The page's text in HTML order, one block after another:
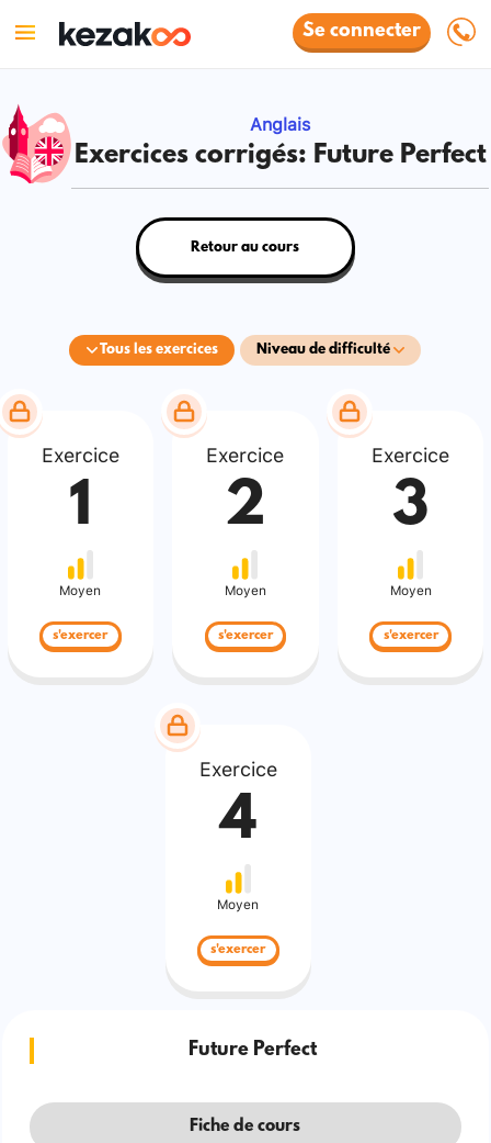
Se connecter
Anglais
Exercices corrigés: Future Perfect
Tous les exercices Niveau de difficulté
Retour au cours
Exercice
1
Moyen
s'exercer
Exercice
2
Moyen
s'exercer
Exercice
3
Moyen
s'exercer
Exercice
4
Moyen
s'exercer
Future Perfect
Fiche de cours